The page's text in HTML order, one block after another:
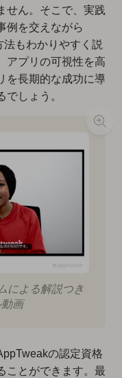
せん。そこで、実践
例を交えながら
もわかりやすく説
アプリの可視性を高
を長期的な成功に導
でしょう。
による解説つき
画
の認定資格
ことができます。最